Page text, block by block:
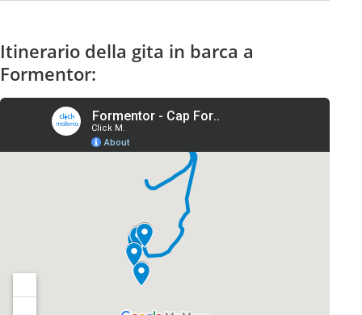
Itinerario della gita in barca a
Formentor: